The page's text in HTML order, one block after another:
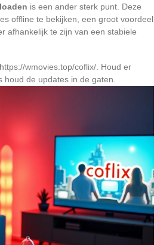
is een ander sterk punt. Deze
offline te bekijken, een groot voordeel
afhankelijk te zijn van een stabiele
wmovies.top/coflix/. Houd er
de updates in de gaten.